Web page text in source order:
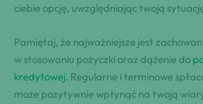
ciebie opcję, uwzględniając twoją
Pamiętaj, że najważniejsze jest
w stosowaniu pożyczki oraz dążenie do
kredytowej. Regularne i terminowe
może pozytywnie wpłynąć na twoją